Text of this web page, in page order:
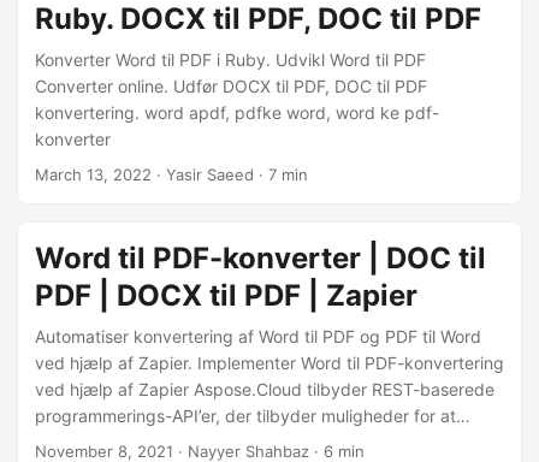
Ruby. DOCX til PDF, DOC til PDF
Konverter Word til PDF i Ruby. Udvikl Word til PDF
Converter online. Udfør DOCX til PDF, DOC til PDF
konvertering. word apdf, pdfke word, word ke pdf-
konverter
March 13, 2022 · Yasir Saeed · 7 min
Word til PDF-konverter | DOC til
PDF | DOCX til PDF | Zapier
Automatiser konvertering af Word til PDF og PDF til Word
ved hjælp af Zapier. Implementer Word til PDF-konvertering
ved hjælp af Zapier Aspose.Cloud tilbyder REST-baserede
programmerings-API’er, der tilbyder muligheder for at
oprette, redigere og konvertere Word, Excel, PowerPoint,
November 8, 2021 · Nayyer Shahbaz · 6 min